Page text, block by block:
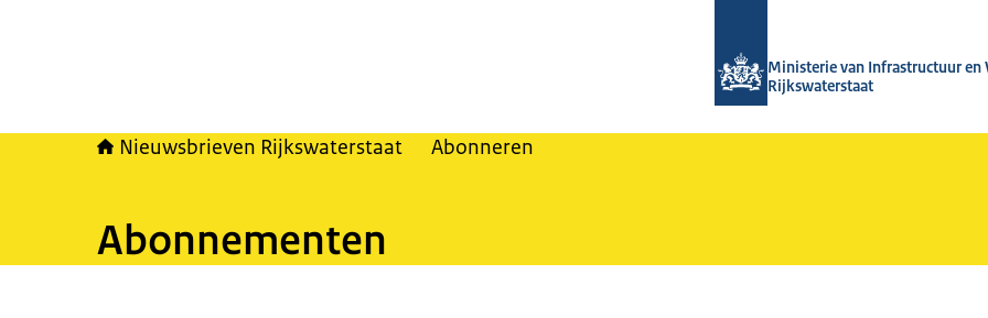
Ministerie van Infrastructuur en
Rijkswaterstaat
Nieuwsbrieven Rijkswaterstaat Abonneren
Abonnementen